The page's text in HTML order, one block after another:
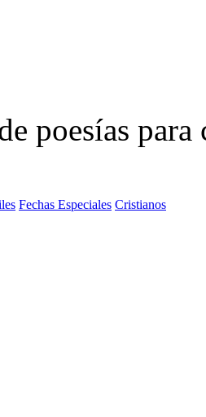
poesías
Fechas Especiales Cristianos